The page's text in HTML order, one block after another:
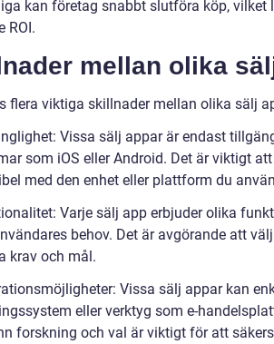
kan företag snabbt slutföra köp, vilket
ROI.
mellan olika
flera viktiga skillnader mellan olika sälj
Vissa sälj appar är endast
som iOS eller Android. Det är viktigt
med den enhet eller plattform du
Varje sälj app erbjuder olika
behov. Det är avgörande att
krav och mål.
Vissa sälj appar kan
eller verktyg som e-
forskning och val är viktigt för att